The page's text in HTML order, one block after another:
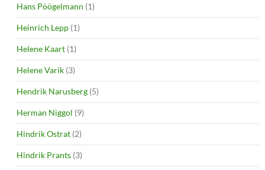
Hans Pöögelmann (1)
Heinrich Lepp (1)
Helene Kaart (1)
Helene Varik (3)
Hendrik Narusberg (5)
Herman Niggol (9)
Hindrik Ostrat (2)
Hindrik Prants (3)